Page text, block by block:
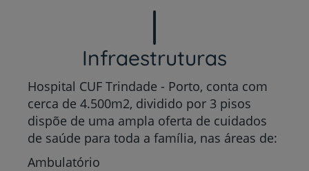
Infraestruturas
Hospital CUF Trindade - Porto, conta com
cerca de 4.500m2, dividido por 3 pisos
dispõe de uma ampla oferta de cuidados
de saúde para toda a família, nas áreas de:
Ambulatório